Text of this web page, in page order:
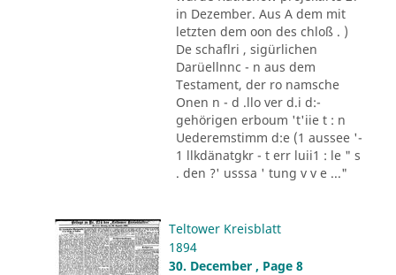
in Dezember. Aus A dem mit
letzten dem oon des chloß . )
De schaflri , sigürlichen
Darüellnnc - n aus dem
Testament, der ro namsche
Onen n - d .llo ver d.i d:-
gehörigen erboum 't'iie t : n
Uederemstimm d:e (1 aussee '-
1 llkdänatgkr - t err luii1 : le " s
. den ?' usssa ' tung v v e ..."
Teltower Kreisblatt
1894
30. December , Page 8